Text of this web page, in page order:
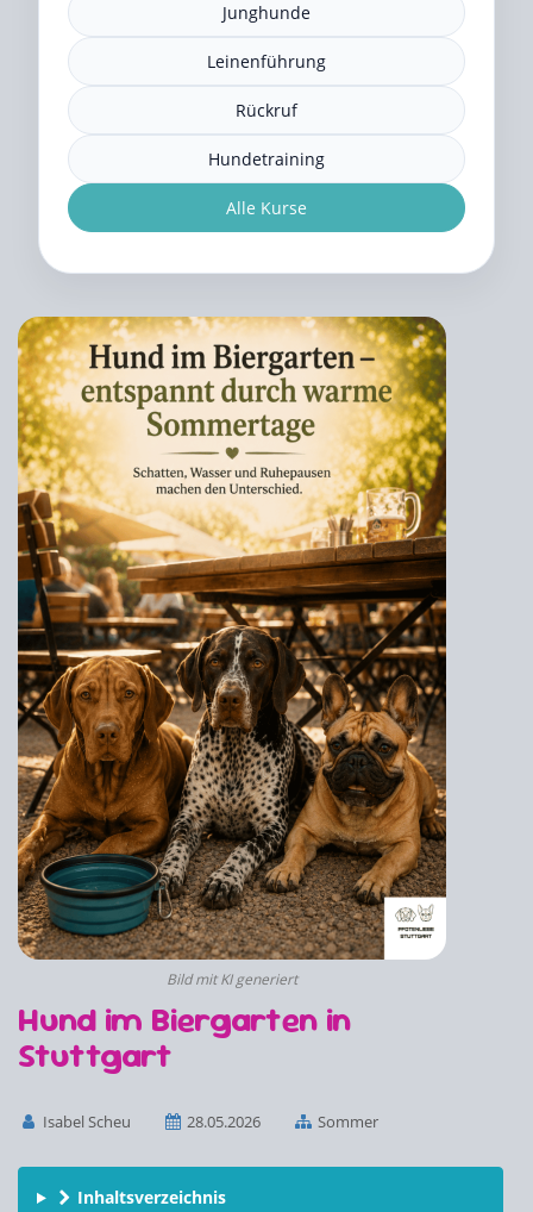
Junghunde
Leinenführung
Rückruf
Hundetraining
Alle Kurse
Bild mit KI generiert
Hund im Biergarten in
Stuttgart
Isabel Scheu 28.05.2026 Sommer
Inhaltsverzeichnis